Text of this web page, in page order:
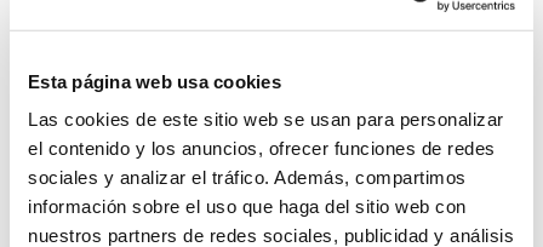
Esta página web usa cookies
Las cookies de este sitio web se usan para personalizar
el contenido y los anuncios, ofrecer funciones de redes
sociales y analizar el tráfico. Además, compartimos
información sobre el uso que haga del sitio web con
nuestros partners de redes sociales, publicidad y análisis
Especificaciones técnicas
Descargar documentos
Sectores industriales